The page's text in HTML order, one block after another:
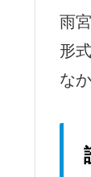
雨
形
な